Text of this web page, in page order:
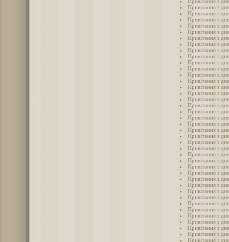
Привітання з
Привітання з
Привітання з
Привітання з
Привітання з
Привітання з
Привітання з
Привітання з
Привітання з
Привітання з
Привітання з
Привітання з
Привітання з
Привітання з
Привітання з
Привітання з
Привітання з
Привітання з
Привітання з
Привітання з
Привітання з
Привітання з
Привітання з
Привітання з
Привітання з
Привітання з
Привітання з
Привітання з
Привітання з
Привітання з
Привітання з
Привітання з
Привітання з
Привітання з
Привітання з
Привітання з
Привітання з
Привітання з
Привітання з